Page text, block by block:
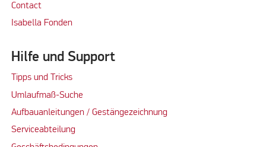
Contact
Isabella Fonden
Hilfe und Support
Tipps und Tricks
Umlaufmaß-Suche
Aufbauanleitungen / Gestängezeichnung
Serviceabteilung